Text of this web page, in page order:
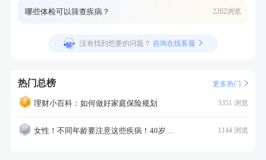
哪些体检可以筛查疾病？ 2202浏览
没有找到想要的问题？ 咨询在线客服
热门总榜 更多热门
理财小百科：如何做好家庭保险规划 3351 浏览
女性！不同年龄要注意这些疾病！40岁的这个疾病最需要注意！ 1144 浏览